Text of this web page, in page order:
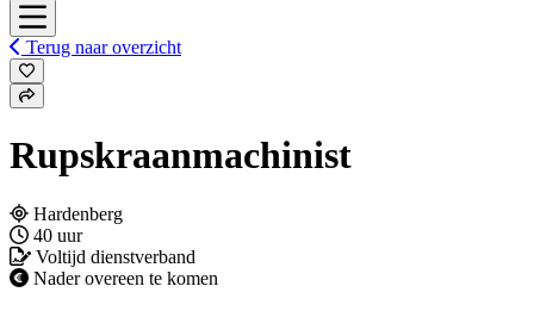
Terug naar overzicht
Rupskraanmachinist
Hardenberg
40 uur
Voltijd dienstverband
Nader overeen te komen